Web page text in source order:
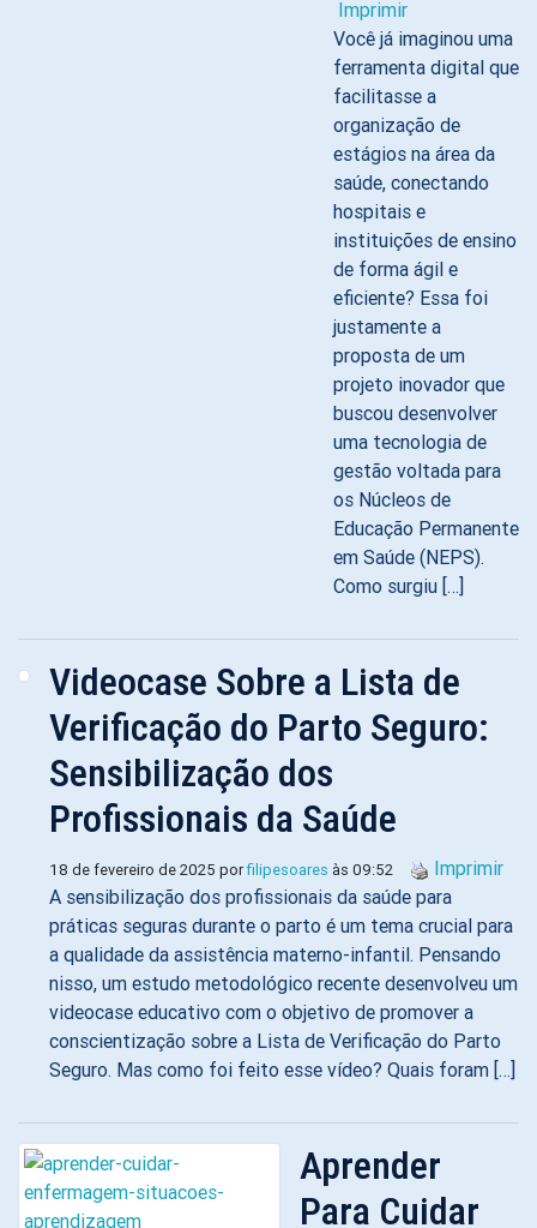
Imprimir
Você já imaginou uma
ferramenta digital que
facilitasse a
organização de
estágios na área da
saúde, conectando
hospitais e
instituições de ensino
de forma ágil e
eficiente? Essa foi
justamente a
proposta de um
projeto inovador que
buscou desenvolver
uma tecnologia de
gestão voltada para
os Núcleos de
Educação Permanente
em Saúde (NEPS).
Como surgiu […]
Videocase Sobre a Lista de
Verificação do Parto Seguro:
Sensibilização dos
Profissionais da Saúde
18 de fevereiro de 2025 porfilipesoares às 09:52
Imprimir
A sensibilização dos profissionais da saúde para
práticas seguras durante o parto é um tema crucial para
a qualidade da assistência materno-infantil. Pensando
nisso, um estudo metodológico recente desenvolveu um
videocase educativo com o objetivo de promover a
conscientização sobre a Lista de Verificação do Parto
Seguro. Mas como foi feito esse vídeo? Quais foram […]
Aprender
Para Cuidar